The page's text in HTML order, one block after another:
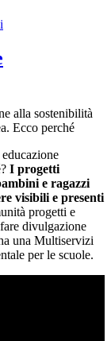
alla sostenibilità
Ecco perché
I progetti
e ragazzi
visibili e presenti
progetti e
divulgazione
una Multiservizi
per le scuole.